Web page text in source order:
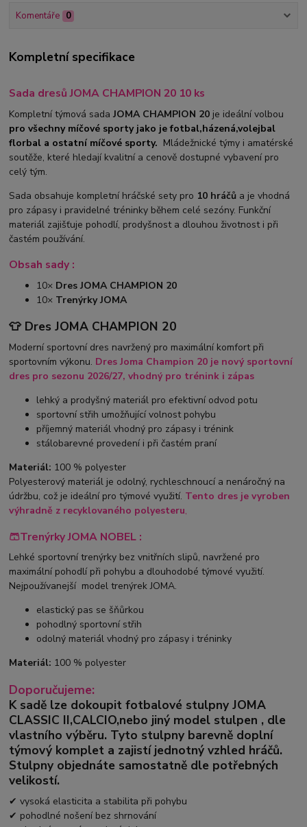
Komentáře 0
Kompletní specifikace
Sada dresů JOMA CHAMPION 20 10 ks
Kompletní týmová sadaJOMA CHAMPION 20 je ideální volbou
pro všechny míčové sporty jako je fotbal,házená,volejbal
florbal a ostatní míčové sporty. Mládežnické týmy i amatérské
soutěže, které hledají kvalitní a cenově dostupné vybavení pro
celý tým.
Sada obsahuje kompletní hráčské sety pro 10 hráčů a je vhodná
pro zápasy i pravidelné tréninky během celé sezóny. Funkční
materiál zajišťuje pohodlí, prodyšnost a dlouhou životnost i při
častém používání.
Obsah sady :
10× Dres JOMA CHAMPION 20
10× Trenýrky JOMA
👕 Dres JOMA CHAMPION 20
Moderní sportovní dres navržený pro maximální komfort při
sportovním výkonu. Dres Joma Champion 20 je nový sportovní
dres pro sezonu 2026/27, vhodný pro trénink i zápas
lehký a prodyšný materiál pro efektivní odvod potu
sportovní střih umožňující volnost pohybu
příjemný materiál vhodný pro zápasy i trénink
stálobarevné provedení i při častém praní
Materiál: 100 % polyester
Polyesterový materiál je odolný, rychleschnoucí a nenáročný na
údržbu, což je ideální pro týmové využití. Tento dres je vyroben
výhradně z recyklovaného polyesteru,
🩳Trenýrky JOMA NOBEL :
Lehké sportovní trenýrky bez vnitřních slipů, navržené pro
maximální pohodlí při pohybu a dlouhodobé týmové využití.
Nejpoužívanejší model trenýrek JOMA.
elastický pas se šňůrkou
pohodlný sportovní střih
odolný materiál vhodný pro zápasy i tréninky
Materiál: 100 % polyester
Doporučujeme:
K sadě lze dokoupit fotbalové stulpnyJOMA
CLASSIC II,CALCIO,nebo jiný model stulpen , dle
vlastního výběru. Tyto stulpny barevně doplní
týmový komplet a zajistí jednotný vzhled hráčů.
Stulpny objednáte samostatně dle potřebných
velikostí.
✔ vysoká elasticita a stabilita při pohybu
✔ pohodlné nošení bez shrnování